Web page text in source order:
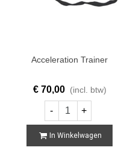
Acceleration Trainer
€ 70,00 (incl. btw)
- +
In Winkelwagen